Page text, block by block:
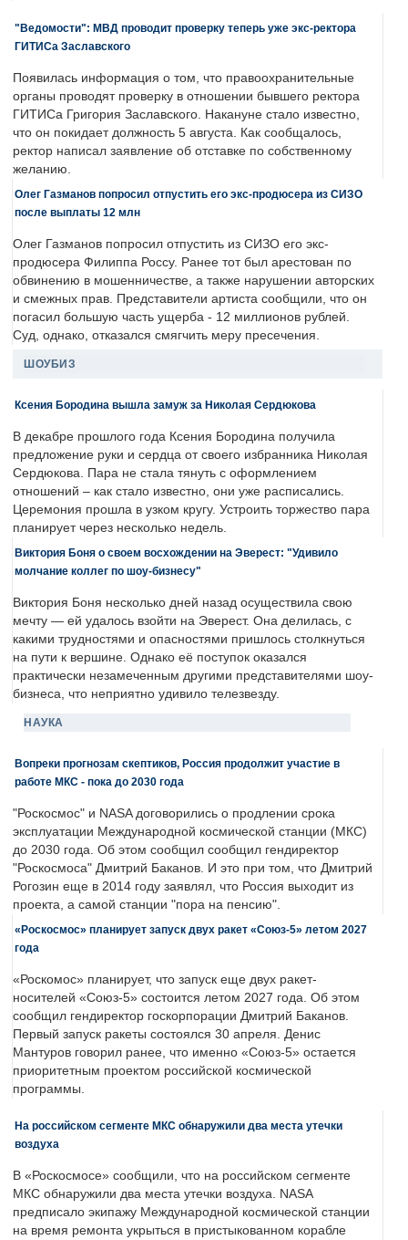
"Ведомости": МВД проводит проверку теперь уже экс-ректора
ГИТИСа Заславского
Появилась информация о том, что правоохранительные
органы проводят проверку в отношении бывшего ректора
ГИТИСа Григория Заславского. Накануне стало известно,
что он покидает должность 5 августа. Как сообщалось,
ректор написал заявление об отставке по собственному
желанию.
Олег Газманов попросил отпустить его экс-продюсера из СИЗО
после выплаты 12 млн
Олег Газманов попросил отпустить из СИЗО его экс-
продюсера Филиппа Россу. Ранее тот был арестован по
обвинению в мошенничестве, а также нарушении авторских
и смежных прав. Представители артиста сообщили, что он
погасил большую часть ущерба - 12 миллионов рублей.
Суд, однако, отказался смягчить меру пресечения.
ШОУБИЗ
Ксения Бородина вышла замуж за Николая Сердюкова
В декабре прошлого года Ксения Бородина получила
предложение руки и сердца от своего избранника Николая
Сердюкова. Пара не стала тянуть с оформлением
отношений – как стало известно, они уже расписались.
Церемония прошла в узком кругу. Устроить торжество пара
планирует через несколько недель.
Виктория Боня о своем восхождении на Эверест: "Удивило
молчание коллег по шоу-бизнесу"
Виктория Боня несколько дней назад осуществила свою
мечту — ей удалось взойти на Эверест. Она делилась, с
какими трудностями и опасностями пришлось столкнуться
на пути к вершине. Однако её поступок оказался
практически незамеченным другими представителями шоу-
бизнеса, что неприятно удивило телезвезду.
НАУКА
Вопреки прогнозам скептиков, Россия продолжит участие в
работе МКС - пока до 2030 года
"Роскосмос" и NASA договорились о продлении срока
эксплуатации Международной космической станции (МКС)
до 2030 года. Об этом сообщил сообщил гендиректор
"Роскосмоса" Дмитрий Баканов. И это при том, что Дмитрий
Рогозин еще в 2014 году заявлял, что Россия выходит из
проекта, а самой станции "пора на пенсию".
«Роскосмос» планирует запуск двух ракет «Союз-5» летом 2027
года
«Роскомос» планирует, что запуск еще двух ракет-
носителей «Союз-5» состоится летом 2027 года. Об этом
сообщил гендиректор госкорпорации Дмитрий Баканов.
Первый запуск ракеты состоялся 30 апреля. Денис
Мантуров говорил ранее, что именно «Союз-5» остается
приоритетным проектом российской космической
программы.
На российском сегменте МКС обнаружили два места утечки
воздуха
В «Роскосмосе» сообщили, что на российском сегменте
МКС обнаружили два места утечки воздуха. NASA
предписало экипажу Международной космической станции
на время ремонта укрыться в пристыкованном корабле